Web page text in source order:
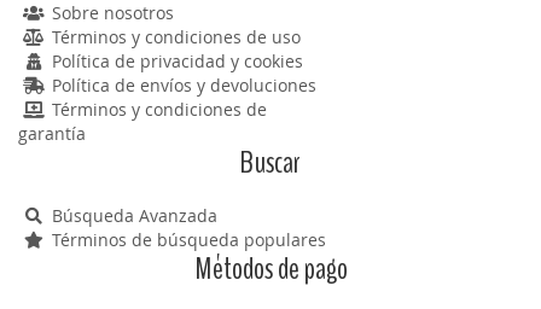
Sobre nosotros
Términos y condiciones de uso
Política de privacidad y cookies
Política de envíos y devoluciones
Términos y condiciones de
garantía
Buscar
Búsqueda Avanzada
Términos de búsqueda populares
Métodos de pago